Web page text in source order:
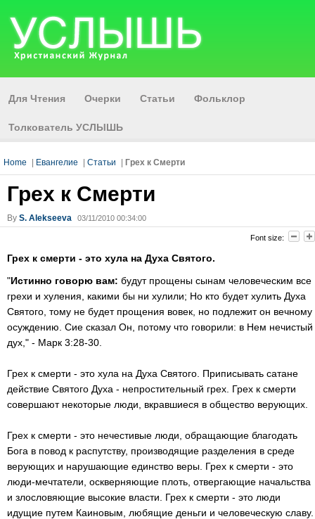
Для Чтения Очерки Статьи Фольклор
Толкователь УСЛЫШЬ
Home Евангелие Статьи Грех к Смерти
Грех к Смерти
By S. Alekseeva 03/11/2010 00:34:00
Font size:
Грех к смерти - это xула на Духа Святого.
"Истинно говорю вам: будут прощены сынам человеческим все
грехи и хуления, какими бы ни хулили; Но кто будет хулить Духа
Святого, тому не будет прощения вовек, но подлежит он вечному
осуждению. Сие сказал Он, потому что говорили: в Нем нечистый
дух," - Марк 3:28-30.
Грех к смерти - это xула на Духа Святого. Приписывать сатане
действие Святого Духа - непростительный грех. Грех к смерти
совершают некоторые люди, вкравшиеся в общество верующих.
Грех к смерти - это нечестивые люди, обращающие благодать
Бога в повод к распутству, производящие разделения в среде
верующих и нарушающие единство веры. Грех к смерти - это
люди-мечтатели, оскверняющие плоть, отвергающие начальства
и злословяющие высокие власти. Грех к смерти - это люди
идущие путем Каиновым, любящие деньги и человеческую славу.